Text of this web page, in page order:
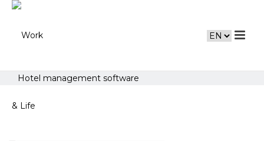
Hotel management software